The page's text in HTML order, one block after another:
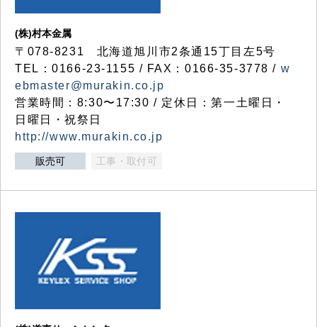
(株)村本金属
〒078-8231 北海道旭川市2条通15丁目左5号
TEL：0166-23-1155 / FAX：0166-35-3778 / w
ebmaster@murakin.co.jp
営業時間：8:30〜17:30 / 定休日：第一土曜日・
日曜日・祝祭日
http://www.murakin.co.jp
販売可 工事・取付可